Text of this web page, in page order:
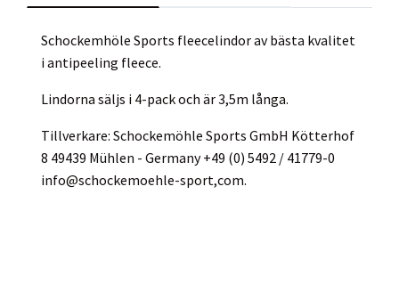
Schockemhöle Sports fleecelindor av bästa kvalitet
i antipeeling fleece.
Lindorna säljs i 4-pack och är 3,5m långa.
Tillverkare: Schockemöhle Sports GmbH Kötterhof
8 49439 Mühlen - Germany +49 (0) 5492 / 41779-0
info@schockemoehle-sport,com.